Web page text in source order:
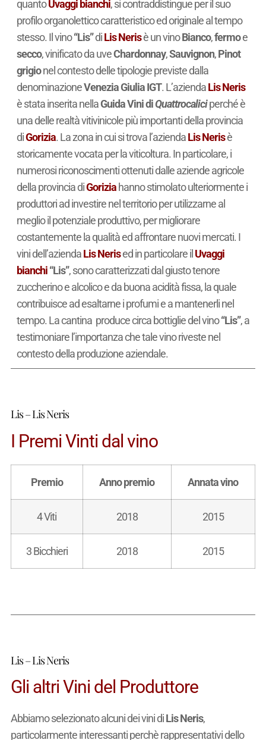
quantoUvaggi bianchi, si contraddistingue per il suo
profilo organolettico caratteristico ed originale al tempo
stesso. Il vino“Lis”diLis Nerisè un vinoBianco,fermoe
secco, vinificato da uveChardonnay,Sauvignon,Pinot
grigionel contesto delle tipologie previste dalla
denominazioneVenezia Giulia IGT. L’aziendaLis Neris
è stata inserita nellaGuida Vini diQuattrocaliciperché è
una delle realtà vitivinicole più importanti della provincia
diGorizia. La zona in cui si trova l’aziendaLis Nerisè
storicamente vocata per la viticoltura. In particolare, i
numerosi riconoscimenti ottenuti dalle aziende agricole
della provincia diGoriziahanno stimolato ulteriormente i
produttori ad investire nel territorio per utilizzarne al
meglio il potenziale produttivo, per migliorare
costantemente la qualità ed affrontare nuovi mercati. I
vini dell’aziendaLis Nerised in particolare il Uvaggi
bianchi“Lis”, sono caratterizzati dal giusto tenore
zuccherino e alcolico e da buona acidità fissa, la quale
contribuisce ad esaltarne i profumi e a mantenerli nel
tempo. La cantina produce circabottiglie del vino“Lis”, a
testimoniare l’importanza che tale vino riveste nel
contesto della produzione aziendale.
Lis – Lis Neris
I Premi Vinti dal vino
Premio Anno premio Annata vino
4 Viti 2018 2015
3 Bicchieri 2018 2015
Lis – Lis Neris
Gli altri Vini del Produttore
Abbiamo selezionato alcuni dei vini diLis Neris,
particolarmente interessanti perchè rappresentativi dello